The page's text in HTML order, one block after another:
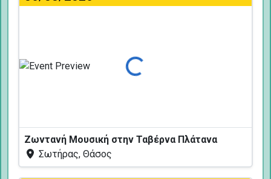
Φόρτωση...
Ζωντανή Μουσική στην Ταβέρνα Πλάτανα
Σωτήρας, Θάσος